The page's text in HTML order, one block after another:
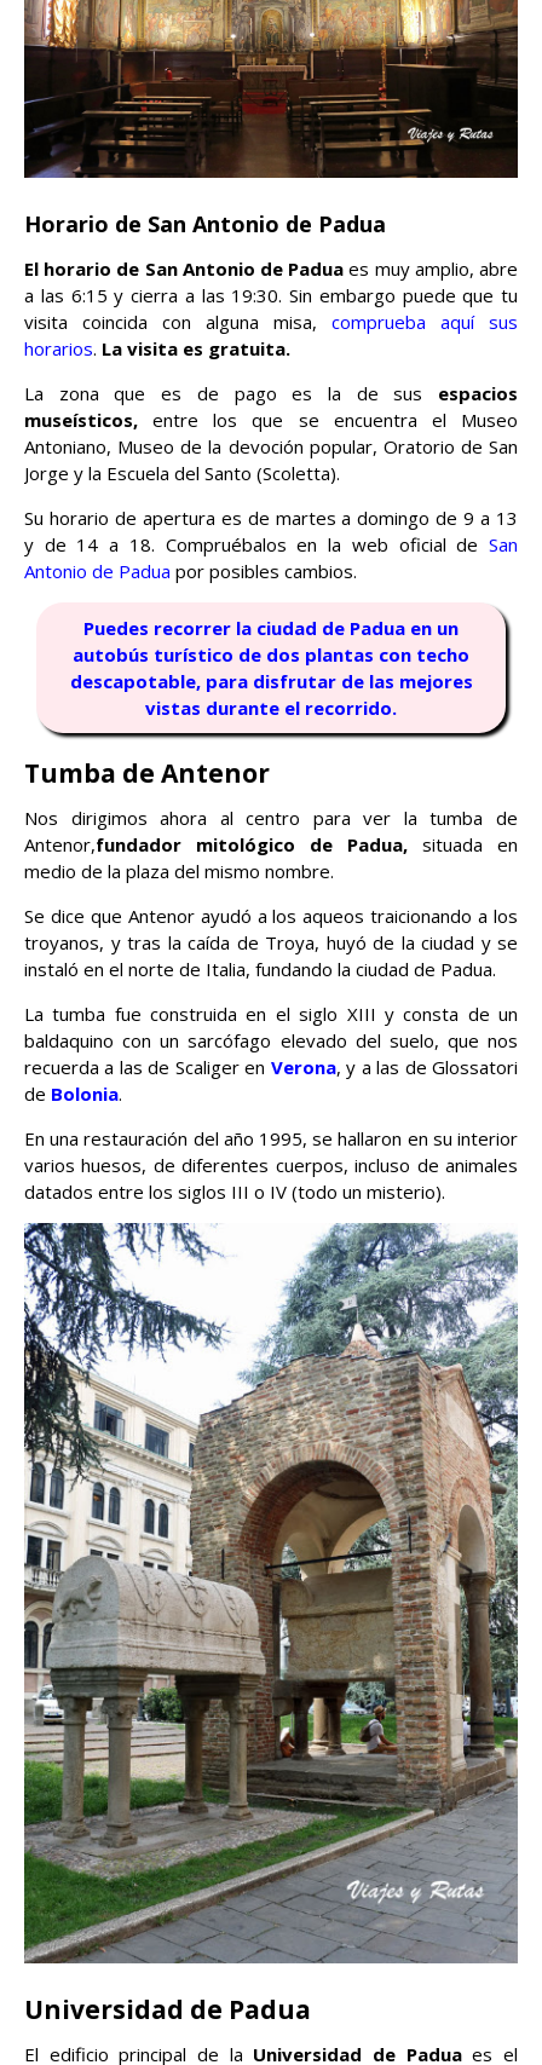
Horario de San Antonio de Padua
El horario de San Antonio de Paduaes muy amplio, abre
a las 6:15 y cierra a las 19:30. Sin embargo puede que tu
visita coincida con alguna misa, comprueba aquí sus
horarios. La visita es gratuita.
La zona que es de pago es la de sus espacios
museísticos, entre los que se encuentra el Museo
Antoniano, Museo de la devoción popular, Oratorio de San
Jorge y la Escuela del Santo (Scoletta).
Su horario de apertura es de martes a domingo de 9 a 13
y de 14 a 18. Compruébalos en la web oficial de San
Antonio de Padua por posibles cambios.
Puedes recorrer la ciudad de Padua en un
autobús turístico de dos plantas con techo
descapotable, para disfrutar de las mejores
vistas durante el recorrido.
Tumba de Antenor
Nos dirigimos ahora al centro para ver la tumba de
Antenor,fundador mitológico de Padua, situada en
medio de la plaza del mismo nombre.
Se dice que Antenor ayudó a los aqueos traicionando a los
troyanos, y tras la caída de Troya, huyó de la ciudad y se
instaló en el norte de Italia, fundando la ciudad de Padua.
La tumba fue construida en el siglo XIII y consta de un
baldaquino con un sarcófago elevado del suelo, que nos
recuerda a las de Scaliger en Verona, y a las de Glossatori
de Bolonia.
En una restauración del año 1995, se hallaron en su interior
varios huesos, de diferentes cuerpos, incluso de animales
datados entre los siglos III o IV (todo un misterio).
Universidad de Padua
El edificio principal de la Universidad de Paduaes el